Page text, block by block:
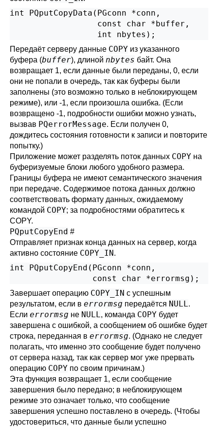
int PQputCopyData(PGconn *conn,
                  const char *buffer,
Передаёт серверу данные COPY из указанного
буфера (buffer), длиной nbytes байт. Она
возвращает 1, если данные были переданы, 0, если
они не попали в очередь, так как буферы были
заполнены (это возможно только в неблокирующем
режиме), или -1, если произошла ошибка. (Если
возвращено -1, подробности ошибки можно узнать,
вызвав PQerrorMessage. Если получен 0,
дождитесь состояния готовности к записи и повторите
попытку.)
Приложение может разделять поток данных COPY на
буферизуемые блоки любого удобного размера.
Границы буфера не имеют семантического значения
при передаче. Содержимое потока данных должно
соответствовать формату данных, ожидаемому
командой COPY; за подробностями обратитесь к
COPY.
PQputCopyEnd #
Отправляет признак конца данных на сервер, когда
активно состояние COPY_IN.
int PQputCopyEnd(PGconn *conn,
Завершает операцию COPY_IN с успешным
результатом, если в errormsg передаётся NULL.
Если errormsg не NULL, команда COPY будет
завершена с ошибкой, а сообщением об ошибке будет
строка, переданная в errormsg. (Однако не следует
полагать, что именно это сообщение будет получено
от сервера назад, так как сервер мог уже прервать
операцию COPY по своим причинам.)
Эта функция возвращает 1, если сообщение
завершения было передано; в неблокирующем
режиме это означает только, что сообщение
завершения успешно поставлено в очередь. (Чтобы
удостовериться, что данные были успешно